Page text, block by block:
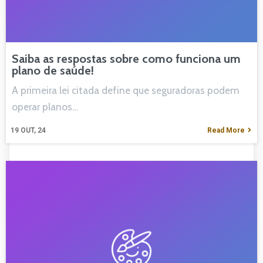
Saiba as respostas sobre como funciona um
plano de saúde!
19 OUT, 24
A primeira lei citada define que seguradoras podem
operar planos…
Read More